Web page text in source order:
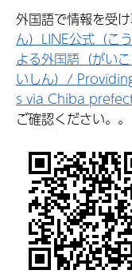
外国語で情報を受
ん）LINE公式（こ
よる外国語（がい
いしん）/
s via Chiba
ご確認ください。。